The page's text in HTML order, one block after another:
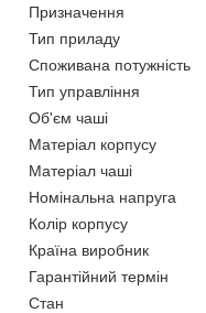
Призначення
Тип приладу
Споживана потужність
Тип управління
Об'єм чаші
Матеріал корпусу
Матеріал чаші
Номінальна напруга
Колір корпусу
Країна виробник
Гарантійний термін
Стан